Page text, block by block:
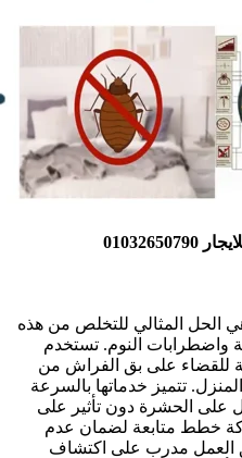
المثالي للتخلص من هذه
النوم. تستخدم
للقضاء على بق الفراش من
تتميز خدماتها بالسرعة
على الحشرة دون تأثير على
خطط متابعة لضمان عدم
مدرب على اكتشاف